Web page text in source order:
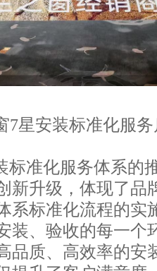
7星安装标准化服
标准化服务体系的
新升级，体现了品
系标准化流程的实
装、验收的每一个
品质、高效率的安